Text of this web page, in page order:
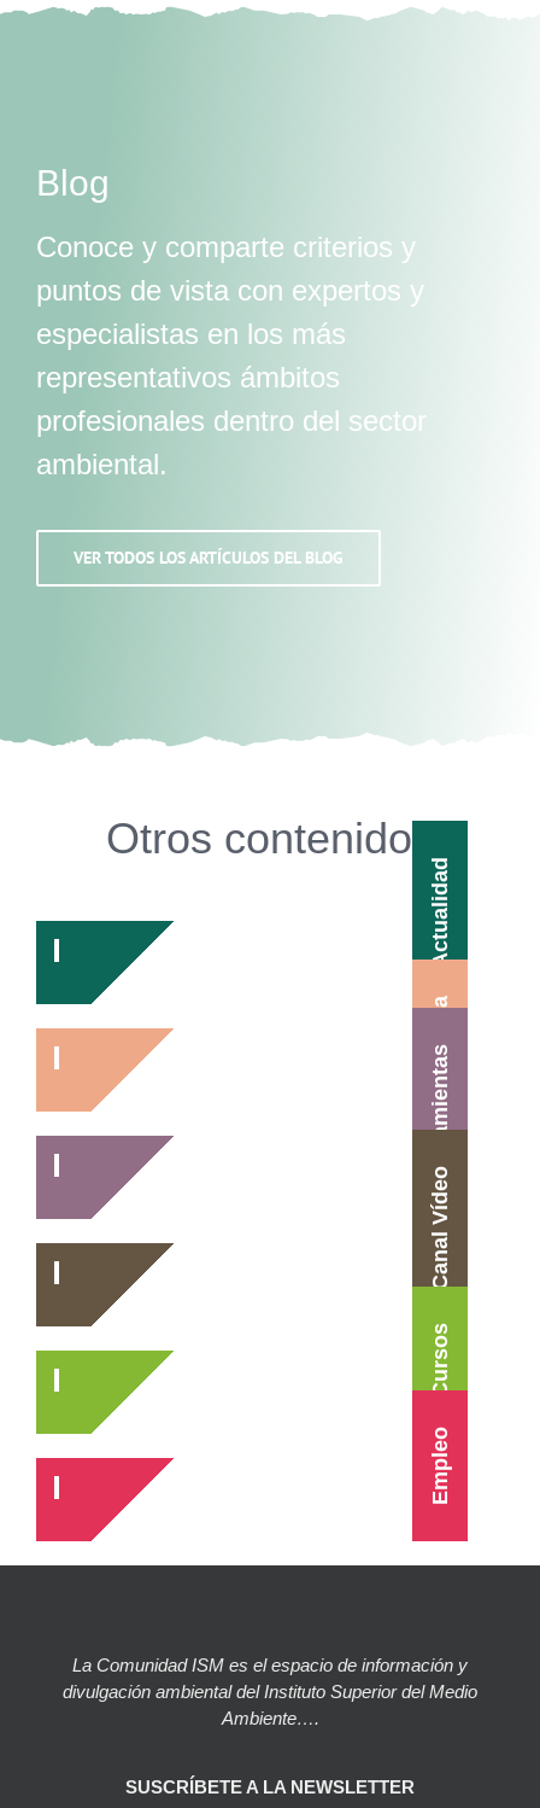
Blog
Conoce y comparte criterios y
puntos de vista con expertos y
especialistas en los más
representativos ámbitos
profesionales dentro del sector
ambiental.
VER TODOS LOS ARTÍCULOS DEL BLOG
Otros contenidos
Actualidad
Agenda
Herramientas
Canal Vídeo
Cursos
Empleo
La Comunidad ISM es el espacio de información y
divulgación ambiental del Instituto Superior del Medio
Ambiente….
SUSCRÍBETE A LA NEWSLETTER